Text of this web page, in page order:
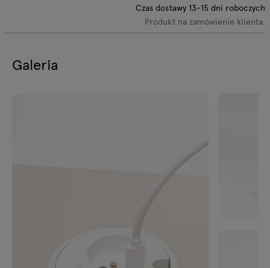
Czas dostawy 13-15 dni roboczych
Produkt na zamówienie klienta.
Galeria